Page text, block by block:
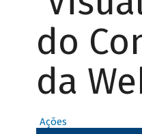
do
da
Ações